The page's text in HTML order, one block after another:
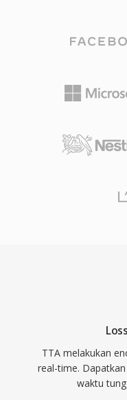
iPadOS, dan
bekerja dengan
Format ini
dominan untuk
serta acara TV
video dan audio
cocok untuk
pemrosesan
mendefinisikan
beban CPU
ID3v1, ID3v2,
lossless
source dirilis di
adopsi
Meskipun codec
telah
lanskap audio
TTA melakukan
real-time.
waktu